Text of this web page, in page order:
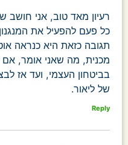
רעיון מאד טוב, אני חושב
כל פעם להפעיל את
תגובה כזאת היא כנראה
מכנית, מה שאני אומר,
בביטחון העצמי, ועד אז
של ליאור.
Reply